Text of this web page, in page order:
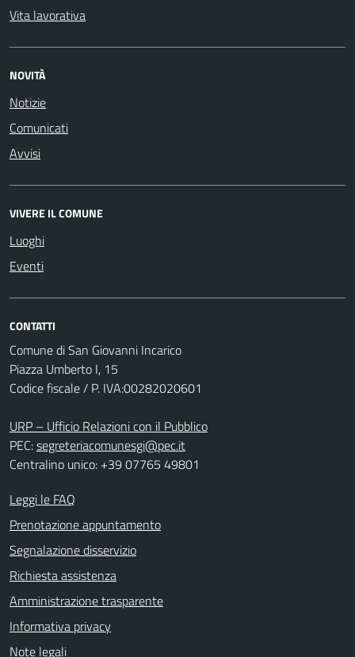
Vita lavorativa
NOVITÀ
Notizie
Comunicati
Avvisi
VIVERE IL COMUNE
Luoghi
Eventi
CONTATTI
Comune di San Giovanni Incarico
Piazza Umberto I, 15
Codice fiscale / P. IVA:00282020601
URP – Ufficio Relazioni con il Pubblico
PEC:segreteriacomunesgi@pec.it
Centralino unico: +39 07765 49801
Leggi le FAQ
Prenotazione appuntamento
Segnalazione disservizio
Richiesta assistenza
Amministrazione trasparente
Informativa privacy
Note legali